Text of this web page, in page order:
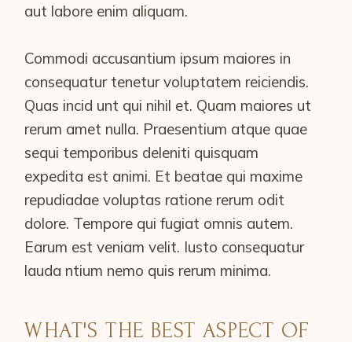
aut labore enim aliquam.
Commodi accusantium ipsum maiores in
consequatur tenetur voluptatem reiciendis.
Quas incid unt qui nihil et. Quam maiores ut
rerum amet nulla. Praesentium atque quae
sequi temporibus deleniti quisquam
expedita est animi. Et beatae qui maxime
repudiadae voluptas ratione rerum odit
dolore. Tempore qui fugiat omnis autem.
Earum est veniam velit. Iusto consequatur
lauda ntium nemo quis rerum minima.
WHAT'S THE BEST ASPECT OF